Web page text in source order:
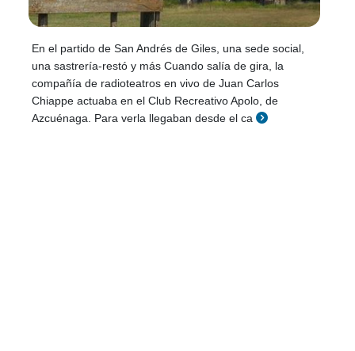
En el partido de San Andrés de Giles, una sede social,
una sastrería-restó y más Cuando salía de gira, la
compañía de radioteatros en vivo de Juan Carlos
Chiappe actuaba en el Club Recreativo Apolo, de
Azcuénaga. Para verla llegaban desde el ca